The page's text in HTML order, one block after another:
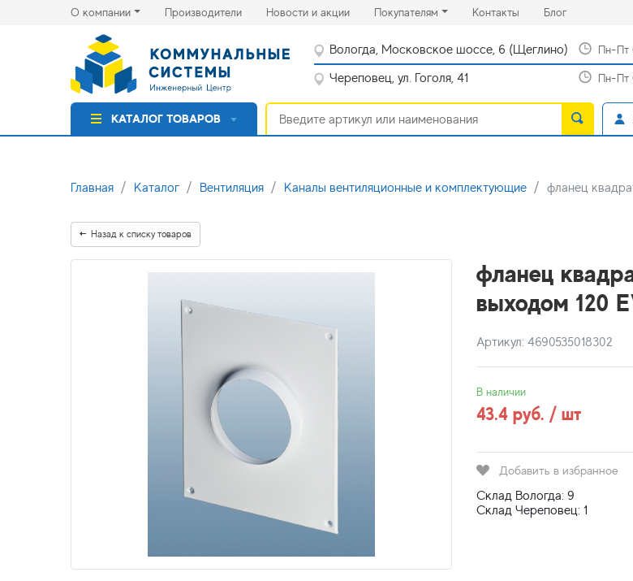
О компании Производители(current)Новости и акции(current)Покупателям Контакты(current)
Блог(current)
Вологда, Московское шоссе, 6 (Щеглино) Пн-Пт
Череповец, ул. Гоголя, 41 Пн-Пт
КАТАЛОГ ТОВАРОВ
Главная Каталог Вентиляция Каналы вентиляционные и комплектующие фланец
Назад к списку товаров
фланец
выходом 120
Артикул: 4690535018302
В наличии
43.4 руб. / шт
Добавить в избранное
Склад Вологда: 9
Склад Череповец: 1